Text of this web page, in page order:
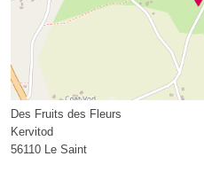
Des Fruits des Fleurs
Kervitod
56110 Le Saint